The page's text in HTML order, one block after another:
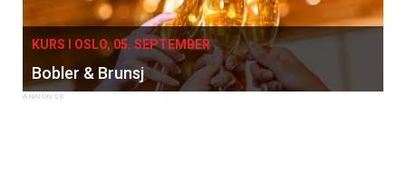
KURS I OSLO, 05. SEPTEMBER
Bobler & Brunsj